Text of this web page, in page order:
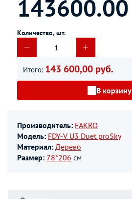
143600.00
Количество, шт.
Итого: 143 600,00 руб.
В корзину
Производитель: FAKRO
Модель: FDY-V U3 Duet proSky
Материал: Дерево
Размер: 78*206 см